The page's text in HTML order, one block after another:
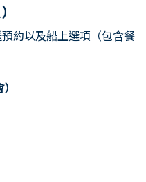
約以及船上選項（包含餐